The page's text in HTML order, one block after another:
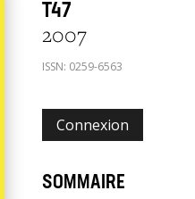
T47
2007
ISSN: 0259-6563
Connexion
SOMMAIRE